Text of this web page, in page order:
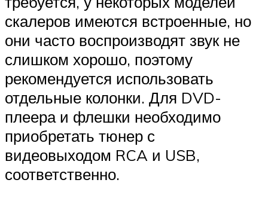
скалеров имеются встроенные, но
они часто воспроизводят звук не
слишком хорошо, поэтому
рекомендуется использовать
отдельные колонки. Для DVD-
плеера и флешки необходимо
приобретать тюнер с
видеовыходом RCA и USB,
соответственно.